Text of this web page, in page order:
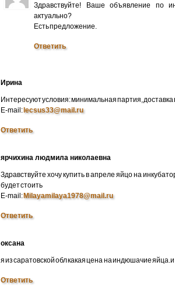
Здравствуйте! Ваше объявление по
актуально?
Есть предложение.
Ответить
Ирина
Интересуют условия: минимальная партия, доставка
E-mail:lecsus33@mail.ru
Ответить
ярчихина людмила николаевна
Здравствуйте хочу купить в апреле яйцо на
будет стоить
E-mail:Milayamilaya1978@mail.ru
Ответить
оксана
я из саратовской обл какая цена на индюшачие яйца.и
Ответить